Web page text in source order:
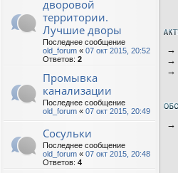
дворовой
территории.
Лучшие дворы
Последнее сообщение
old_forum « 07 окт 2015, 20:52
Ответов: 2
Промывка
канализации
Последнее сообщение
old_forum « 07 окт 2015, 20:49
Сосульки
Последнее сообщение
old_forum « 07 окт 2015, 20:48
Ответов: 4
→
→
→
→